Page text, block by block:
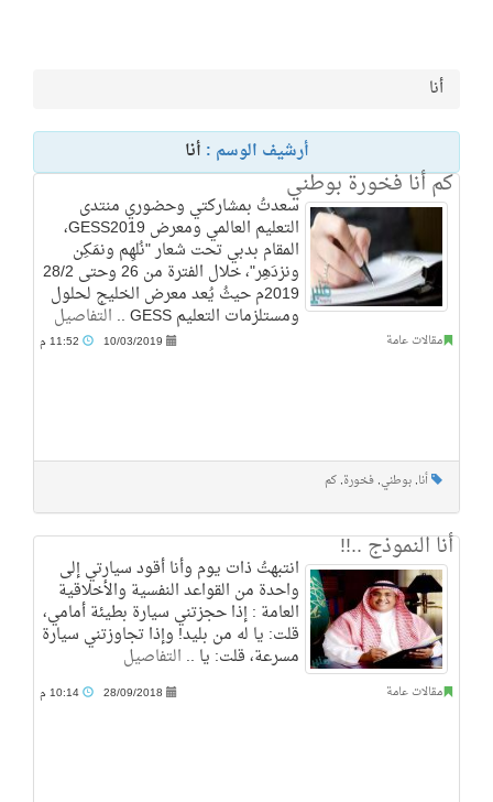
أنا
أرشيف الوسم : أنا
كم أنا فخورة بوطني
سعدتُ بمشاركتي وحضوري منتدى
التعليم العالمي ومعرض GESS2019،
المقام بدبي تحت شعار "نُلهِم ونمَكِن
ونزدَهِر"، خلال الفترة من 26 وحتى 28/2
2019م حيثُ يُعد معرض الخليج لحلول
ومستلزمات التعليم GESS .. التفاصيل
مقالات عامة 10/03/2019
أنا, بوطني, فخورة, كم
أنا النموذج ..!!
انتبهتُ ذات يوم وأنا أقود سيارتي إلى
واحدة من القواعد النفسية والأخلاقية
العامة : إذا حجزتني سيارة بطيئة أمامي،
قلت: يا له من بليد! وإذا تجاوزتني سيارة
مسرعة، قلت: يا .. التفاصيل
مقالات عامة 28/09/2018